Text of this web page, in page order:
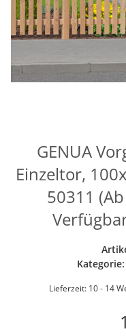
GENUA
Einzeltor,
50311
Kategorie:
Lieferzeit: 10 - 14